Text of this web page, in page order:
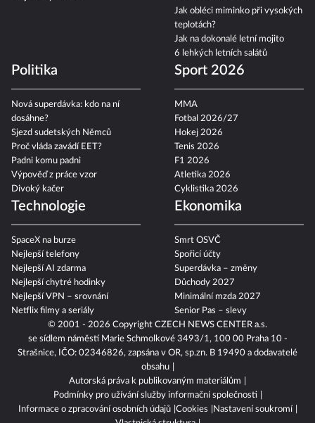
© 2001 - 2026 CopyrightCZECH NEWS CENTER a.s.
se sídlem náměstí Marie Schmolkové 3493/1, 100 00 Praha 10 -
Strašnice, IČO: 02346826, zapsána v OR, sp.zn. B 19490 a dodavatelé
obsahu
Autorská práva k publikovaným materiálům
Podmínky pro užívání služby informační společnosti
Informace o zpracování osobních údajů Cookies
zatmění slunce a další
Jak obléci miminko při vysokých
teplotách?
Jak na dokonalé letní mojito
6 lehkých letních salátů
Nová superdávka: kdo na ní
dosáhne?
Sjezd sudetských Němců
Proč vláda zavádí EET?
Padni komu padni
Výpověď z práce vzor
Divoký kačer
Sport 2026
MMA
Fotbal 2026/27
Hokej 2026
Tenis 2026
F1 2026
Atletika 2026
Cyklistika 2026
Technologie
SpaceX na burze
Nejlepší telefony
Nejlepší AI zdarma
Nejlepší chytré hodinky
Nejlepší VPN – srovnání
Netflix filmy a seriály
Smrt OSVČ
Spořicí účty
Superdávka – změny
Důchody 2027
Minimální mzda 2027
Senior Pas – slevy